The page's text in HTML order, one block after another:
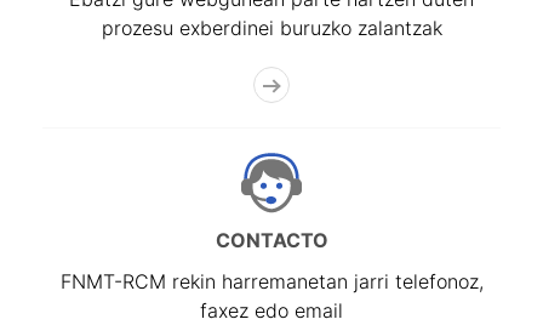
prozesu exberdinei buruzko zalantzak
CONTACTO
FNMT-RCM rekin harremanetan jarri telefonoz,
faxez edo email